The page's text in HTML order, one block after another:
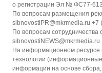
о регистрации Эл № ФС77-
По вопросам размещения
sibnovostiPR@mkrmedia.ru +7
По вопросам сотрудничества
sibnovostiNEWS@mkrmedia.ru
На информационном
технологии
информации на основе